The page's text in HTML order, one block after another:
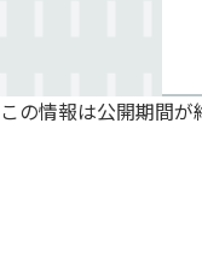
この情報は公開期間が